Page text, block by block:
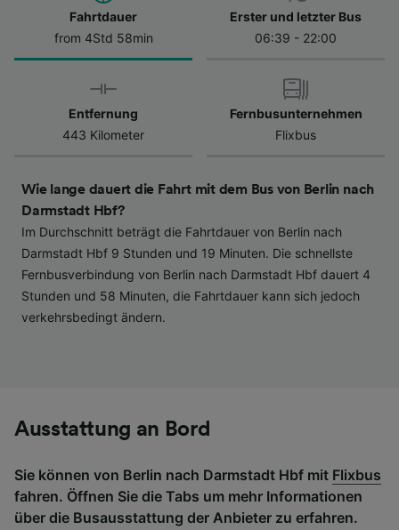
Fahrtdauer
from 4Std 58min
Erster und letzter Bus
06:39 - 22:00
Entfernung
443 Kilometer
Fernbusunternehmen
Flixbus
Wie lange dauert die Fahrt mit dem Bus von Berlin nach
Darmstadt Hbf?
Im Durchschnitt beträgt die Fahrtdauer von Berlin nach
Darmstadt Hbf 9 Stunden und 19 Minuten. Die schnellste
Fernbusverbindung von Berlin nach Darmstadt Hbf dauert 4
Stunden und 58 Minuten, die Fahrtdauer kann sich jedoch
verkehrsbedingt ändern.
Ausstattung an Bord
Sie können von Berlin nach Darmstadt Hbf mit Flixbus
fahren. Öffnen Sie die Tabs um mehr Informationen
über die Busausstattung der Anbieter zu erfahren.
Datenschutzrichtlinie. Diese Präferenzen
werden unseren Partnern signalisiert und
haben keinen Einfluss auf Surfdaten. Ihre
Daten werden nicht für Tracking-Zwecke
verwendet, wenn Sie uns gebeten haben, Ihr
Surfverhalten nicht zu verfolgen.
Verwendung genauer Standortdaten.
Endgeräteeigenschaften zur Identifikation
aktiv abfragen. Speichern von oder Zugriff auf
Informationen auf einem Endgerät.
Personalisierte Werbung und Inhalte, Messung
von Werbeleistung und der Performance von
Inhalten, Zielgruppenforschung sowie
Entwicklung und Verbesserung von